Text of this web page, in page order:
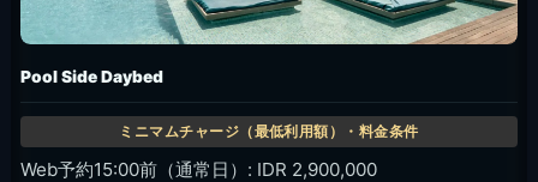
Pool Side Daybed
Web予約15:00前（通常日）: IDR 2,900,000